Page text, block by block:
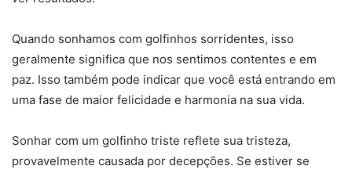
Quando sonhamos com golfinhos sorridentes, isso
geralmente significa que nos sentimos contentes e em
paz. Isso também pode indicar que você está entrando em
uma fase de maior felicidade e harmonia na sua vida.
Sonhar com um golfinho triste reflete sua tristeza,
provavelmente causada por decepções. Se estiver se